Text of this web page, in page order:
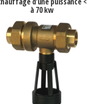
à 70 kw